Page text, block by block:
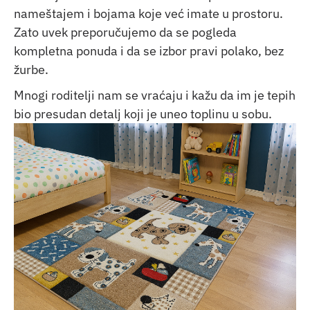
nameštajem i bojama koje već imate u prostoru.
Zato uvek preporučujemo da se pogleda
kompletna ponuda i da se izbor pravi polako, bez
žurbe.
Mnogi roditelji nam se vraćaju i kažu da im je tepih
bio presudan detalj koji je uneo toplinu u sobu.